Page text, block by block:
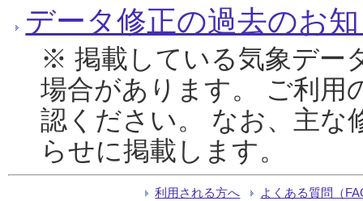
データ修正の過去のお
※ 掲載している気象デー
場合があります。 ご利用
認ください。 なお、主な
らせに掲載します。
利用される方へ よくある質問（